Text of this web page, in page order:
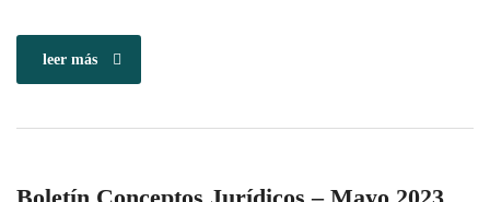
leer más